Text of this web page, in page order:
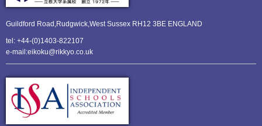
Guildford Road,Rudgwick,West Sussex RH12 3BE ENGLAND
tel: +44-(0)1403-822107
e-mail:eikoku@rikkyo.co.uk